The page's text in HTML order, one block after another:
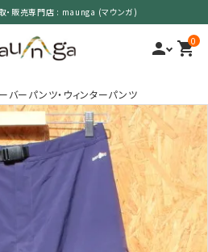
・販売専門店 : maunga (マウンガ)
person 0
shopping_cart
search
バーパンツ・ウィンターパンツ